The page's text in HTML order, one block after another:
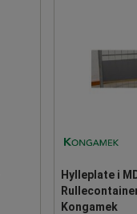
Hylleplate i
Kongamek